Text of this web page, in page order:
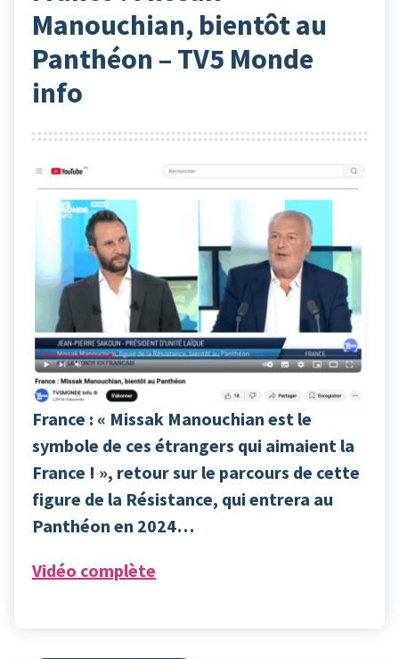
Manouchian, bientôt au
Panthéon – TV5 Monde
info
France : « Missak Manouchian est le
symbole de ces étrangers qui aimaient la
France ! », retour sur le parcours de cette
figure de la Résistance, qui entrera au
Panthéon en 2024…
Vidéo complète